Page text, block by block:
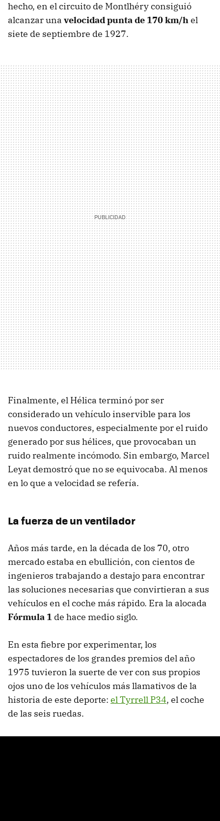
hecho, en el circuito de Montlhéry consiguió
alcanzar una velocidad punta de 170 km/hel
siete de septiembre de 1927.
Finalmente, el Hélica terminó por ser
considerado un vehículo inservible para los
nuevos conductores, especialmente por el ruido
generado por sus hélices, que provocaban un
ruido realmente incómodo. Sin embargo, Marcel
Leyat demostró que no se equivocaba. Al menos
en lo que a velocidad se refería.
La fuerza de un ventilador
Años más tarde, en la década de los 70, otro
mercado estaba en ebullición, con cientos de
ingenieros trabajando a destajo para encontrar
las soluciones necesarias que convirtieran a sus
vehículos en el coche más rápido. Era la alocada
Fórmula 1 de hace medio siglo.
En esta fiebre por experimentar, los
espectadores de los grandes premios del año
1975 tuvieron la suerte de ver con sus propios
ojos uno de los vehículos más llamativos de la
historia de este deporte: el Tyrrell P34, el coche
de las seis ruedas.